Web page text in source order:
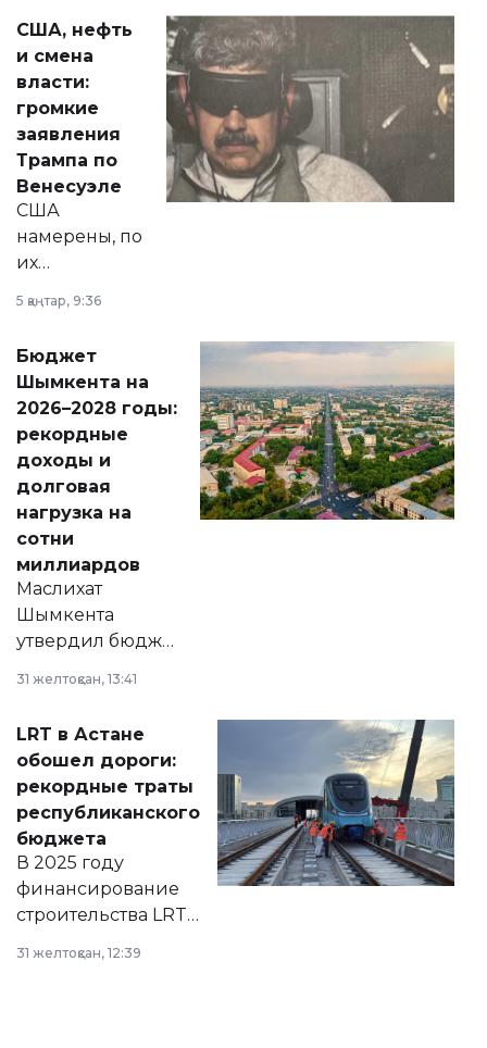
актуальных тем —
от слухов о
политических
реформах до
вопросов армии,
экономики и
личного здоровья.
США, нефть
и смена
власти:
громкие
заявления
Трампа по
Венесуэле
США
намерены, по
их
принести
народу
Венесуэлы.
5 қаңтар, 9:36
Бюджет
Шымкента на
2026–2028 годы:
рекордные
доходы и
долговая
нагрузка на
сотни
миллиардов
Маслихат
Шымкента
утвердил бюджет
2028 годы.
документ
появился в базе
нормативных
правовых актов и
на сайте маслихат
города.
31 желтоқсан, 13:41
LRT в Астане
обошел дороги:
рекордные траты
республиканского
бюджета
В 2025 году
финансирование
строительства LRT
республиканского
31 желтоқсан, 12:39